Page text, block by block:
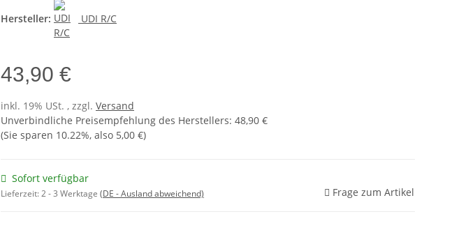
Hersteller:
UDI R/C
43,90 €
inkl. 19% USt. , zzgl. Versand
Unverbindliche Preisempfehlung des Herstellers: 48,90 €
(Sie sparen 10.22%, also 5,00 €)
Sofort verfügbar
Lieferzeit:2 - 3 Werktage (DE - Ausland abweichend) Frage zum Artikel